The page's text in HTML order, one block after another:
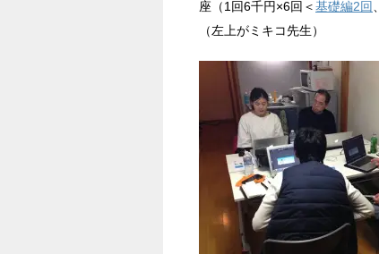
座（1回6千円×6回＜基礎編2回
（左上がミキコ先生）